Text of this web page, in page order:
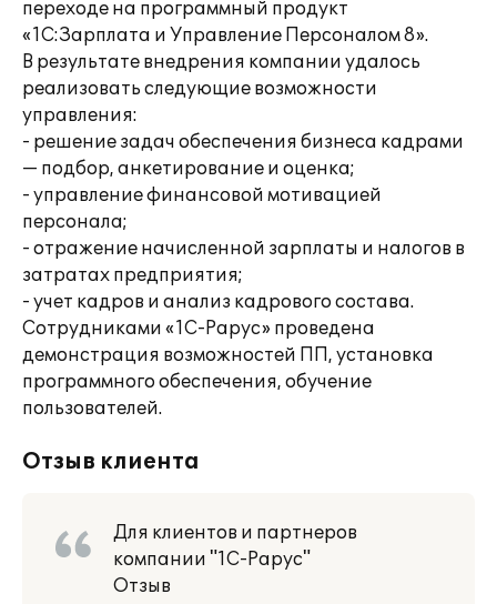
переходе на программный продукт
«1С:Зарплата и Управление Персоналом 8».
В результате внедрения компании удалось
реализовать следующие возможности
управления:
- решение задач обеспечения бизнеса кадрами
— подбор, анкетирование и оценка;
- управление финансовой мотивацией
персонала;
- отражение начисленной зарплаты и налогов в
затратах предприятия;
- учет кадров и анализ кадрового состава.
Сотрудниками «1С-Рарус» проведена
демонстрация возможностей ПП, установка
программного обеспечения, обучение
пользователей.
Отзыв клиента
Для клиентов и партнеров
компании "1С-Рарус"
Отзыв